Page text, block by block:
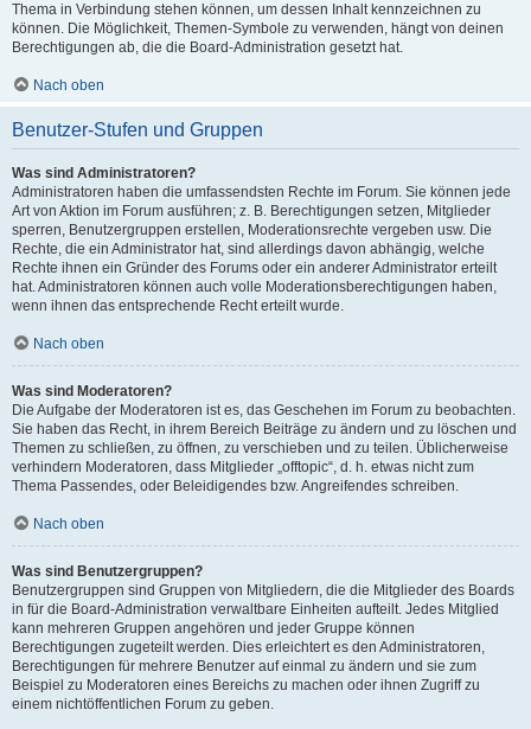
Thema in Verbindung stehen können, um dessen Inhalt kennzeichnen zu
können. Die Möglichkeit, Themen-Symbole zu verwenden, hängt von deinen
Berechtigungen ab, die die Board-Administration gesetzt hat.
Nach oben
Benutzer-Stufen und Gruppen
Was sind Administratoren?
Administratoren haben die umfassendsten Rechte im Forum. Sie können jede
Art von Aktion im Forum ausführen; z. B. Berechtigungen setzen, Mitglieder
sperren, Benutzergruppen erstellen, Moderationsrechte vergeben usw. Die
Rechte, die ein Administrator hat, sind allerdings davon abhängig, welche
Rechte ihnen ein Gründer des Forums oder ein anderer Administrator erteilt
hat. Administratoren können auch volle Moderationsberechtigungen haben,
wenn ihnen das entsprechende Recht erteilt wurde.
Nach oben
Was sind Moderatoren?
Die Aufgabe der Moderatoren ist es, das Geschehen im Forum zu beobachten.
Sie haben das Recht, in ihrem Bereich Beiträge zu ändern und zu löschen und
Themen zu schließen, zu öffnen, zu verschieben und zu teilen. Üblicherweise
verhindern Moderatoren, dass Mitglieder „offtopic“, d. h. etwas nicht zum
Thema Passendes, oder Beleidigendes bzw. Angreifendes schreiben.
Nach oben
Was sind Benutzergruppen?
Benutzergruppen sind Gruppen von Mitgliedern, die die Mitglieder des Boards
in für die Board-Administration verwaltbare Einheiten aufteilt. Jedes Mitglied
kann mehreren Gruppen angehören und jeder Gruppe können
Berechtigungen zugeteilt werden. Dies erleichtert es den Administratoren,
Berechtigungen für mehrere Benutzer auf einmal zu ändern und sie zum
Beispiel zu Moderatoren eines Bereichs zu machen oder ihnen Zugriff zu
einem nichtöffentlichen Forum zu geben.